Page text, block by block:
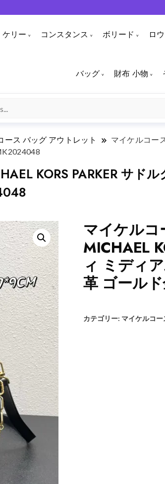
ケリー コンスタンス ボリード ロ
バッグ 財布 小物
ース バッグ アウトレット
マイケルコー
KORS PARKER サド
マイケルコ
MICHAEL
ィ ミディ
革 ゴール
カテゴリー: マイケルコー